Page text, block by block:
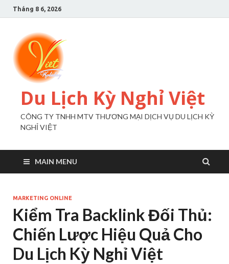
Tháng 8 6, 2026
Du Lịch Kỳ Nghỉ Việt
CÔNG TY TNHH MTV THƯƠNG MẠI DỊCH VỤ DU LỊCH KỲ
NGHỈ VIỆT
MAIN MENU
MARKETING ONLINE
Kiểm Tra Backlink Đối Thủ:
Chiến Lược Hiệu Quả Cho
Du Lịch Kỳ Nghỉ Việt